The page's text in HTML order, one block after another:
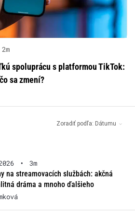
2m
spoluprácu s platformou TikTok:
sa zmení?
Zoradiť podľa: Dátumu
•
3m
na streamovacích službách: akčná
dráma a mnoho ďalšieho